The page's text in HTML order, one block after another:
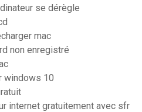
se dérègle
mac
non enregistré
windows 10
internet gratuitement avec sfr